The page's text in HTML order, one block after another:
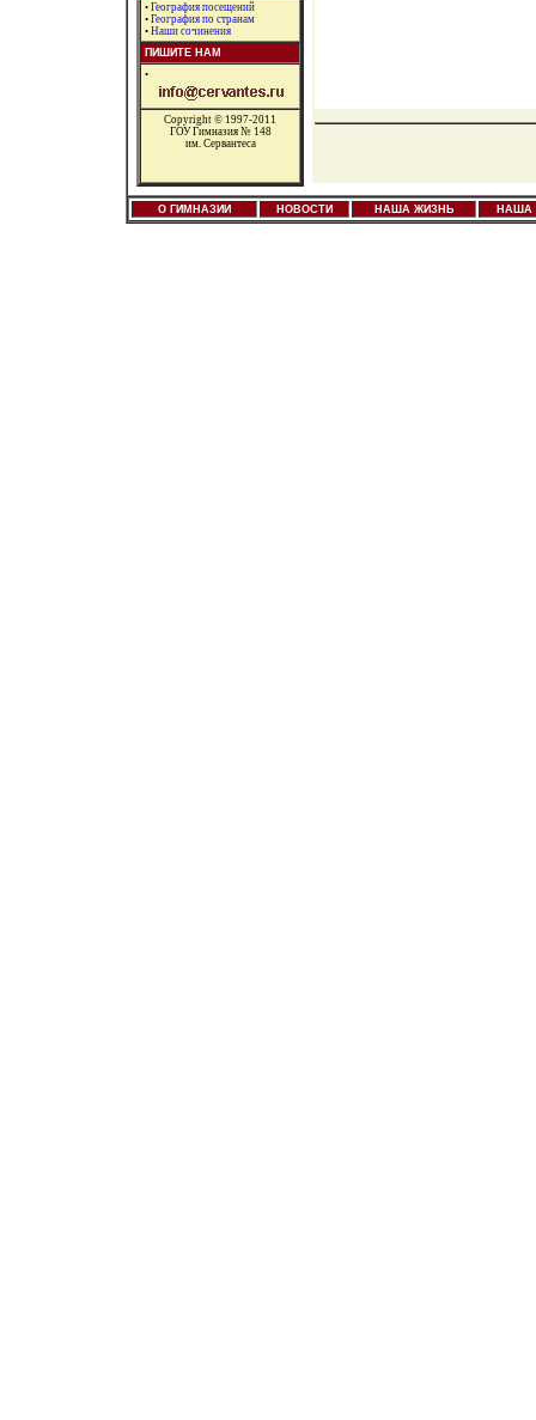
• География посещений
• География по странам
• Наши сочинения
ПИШИТЕ НАМ
•
Copyright © 1997-2011
ГОУ Гимназия № 148
им. Сервантеса
О ГИМНАЗИИ НОВОСТИ НАША ЖИЗНЬ НАША